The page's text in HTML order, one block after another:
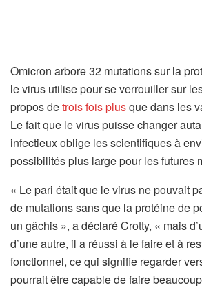
Omicron arbore 32 mutations sur la
le virus utilise pour se verrouiller sur
propos detrois fois plusque dans les
Le fait que le virus puisse changer
infectieux oblige les scientifiques à
possibilités plus large pour les futures
« Le pari était que le virus ne pouvait
de mutations sans que la protéine de
un gâchis », a déclaré Crotty, « mais
d’une autre, il a réussi à le faire et à
fonctionnel, ce qui signifie regarder
pourrait être capable de faire